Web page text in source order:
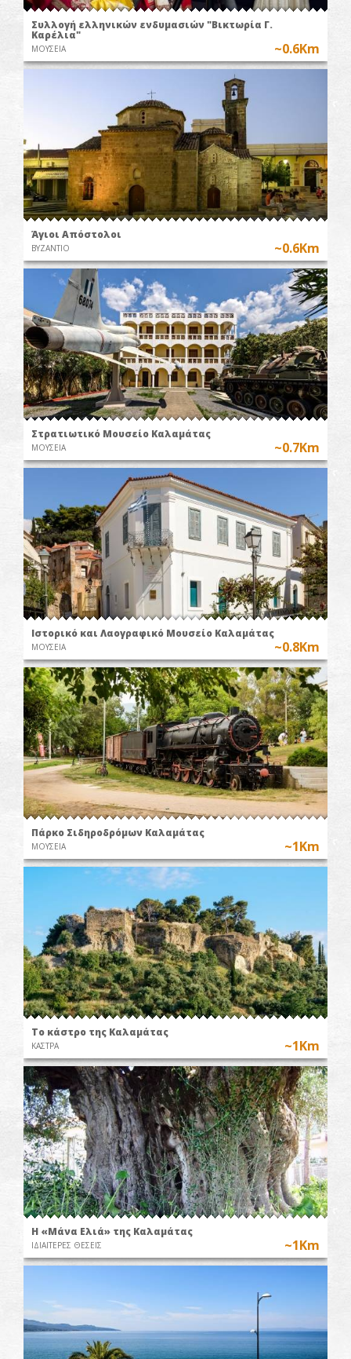
Συλλογή ελληνικών ενδυμασιών "Βικτωρία Γ.
Καρέλια"
ΜΟΥΣΕΙΑ ~0.6Km
Άγιοι Απόστολοι
ΒΥΖΑΝΤΙΟ ~0.6Km
Στρατιωτικό Μουσείο Καλαμάτας
ΜΟΥΣΕΙΑ ~0.7Km
Ιστορικό και Λαογραφικό Μουσείο Καλαμάτας
ΜΟΥΣΕΙΑ ~0.8Km
Πάρκο Σιδηροδρόμων Καλαμάτας
ΜΟΥΣΕΙΑ ~1Km
Το κάστρο της Καλαμάτας
ΚΑΣΤΡΑ ~1Km
Η «Μάνα Ελιά» της Καλαμάτας
ΙΔΙΑΙΤΕΡΕΣ ΘΕΣΕΙΣ ~1Km